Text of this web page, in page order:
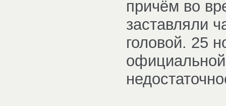
причём во
заставляли
головой. 25